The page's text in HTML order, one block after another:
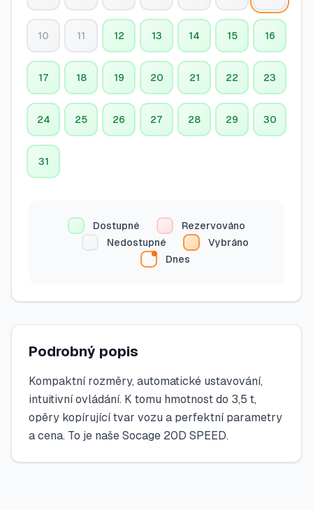
10 11 12 13 14 15 16
17 18 19 20 21 22 23
24 25 26 27 28 29 30
31
Dostupné
Rezervováno
Nedostupné
Vybráno
Dnes
Podrobný popis
Kompaktní rozměry, automatické ustavování,
intuitivní ovládání. K tomu hmotnost do 3,5 t,
opěry kopírující tvar vozu a perfektní parametry
a cena. To je naše Socage 20D SPEED.